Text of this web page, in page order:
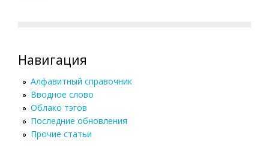
Навигация
Алфавитный справочник
Вводное слово
Облако тэгов
Последние обновления
Прочие статьи